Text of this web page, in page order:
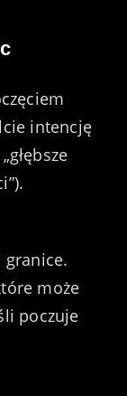
intencję
granice.
może
poczuje